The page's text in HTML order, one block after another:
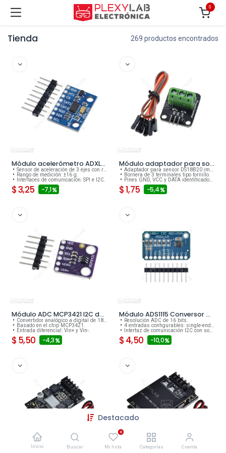
Destacado
Inicio Buscar
0
Mi lista Categorías Cuenta
0
Tienda 269 productos encontrados
Módulo acelerómetro ADXL345 GY-291 sensor de aceleración de 3 ejes
Sensor de aceleración de 3 ejes con resolución de 13 bits.
Rango de medición: ±16 g.
Interfaces de comunicación: SPI e I2C.
$3,25 - 7,1
Módulo adaptador para sonda de temperatura DS18B20
Adaptador para sensor DS18B20 impermeable.
Bornera de 3 terminales tipo tornillo.
Pines GND, VCC y DATA identificados en la PCB.
$1,75 - 5,4
Módulo ADC MCP3421 I2C delta-sigma conversor analógico a digital
Convertidor analógico a digital de 18 bits.
Basado en el chip MCP3421.
Entrada diferencial: Vin+ y Vin-.
$ 5,50 - 4,3
Módulo ADS1115 Conversor Analógico Digital ADC de 16 bits
Resolución ADC de 16 bits.
4 entradas configurables: single-ended o diferenciales.
Interfaz de comunicación I2C con soporte para múltiples direcciones.
$ 4,50 - 10,0